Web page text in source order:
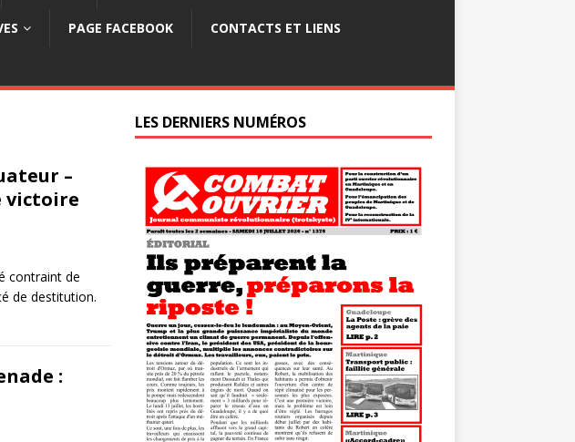
PAGE FACEBOOK CONTACTS ET LIENS
–
victoire
contraint de
de destitution.
:
LES DERNIERS NUMÉROS